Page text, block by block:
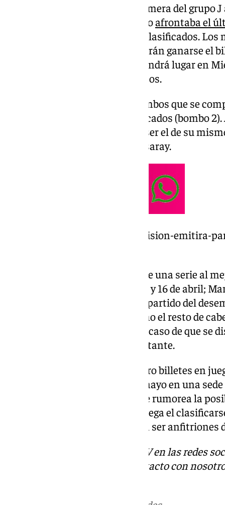
El Unicaja se clasificó como primera del grupo
cuadro dirigido por Ibon Navarroafrontaba el
con la tranquilidad de estar ya clasificados.
de final en el mes de abril y deberán ganarse el
28 de marzo a las 11.00 horas tendrá lugar en
ronda, que albergará ocho equipos.
En el sorteo se incluyen dos bombos que se
(bombo 1) y los segundos clasificados (bombo
rival del bombo 2 que no podrá ser el de su
malagueños evitarán al Galatasaray.
https://www.101tv.es/101-television-emitira-
La ronda de cuartos final incluye una serie al
y 9 de abril (primera jornada), 15 y 16 de abril;
segunda jornada. Por último, el partido del
del mismo mes. El Unicaja, como el resto de
el primer partido y el tercero en caso de que se
Semana Santa jugará como visitante.
En los cuartos de final hay cuatro billetes en
Esta se celebrará del 8 al 11 de mayo en una
conocer. Entre las aspirantes se rumorea la
Atenas o Murcia. El UCAM se juega el
luego a la final a cuatro, podrían ser anfitriones
Descubre más noticias de 101TV en las redes
. Puedes ponerte en contacto con